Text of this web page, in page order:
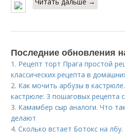
Последние обновления
1. Рецепт торт Прага простой
классических рецепта в
2. Как мочить арбузы в
кастрюле: 3 пошаговых рецепта
3. Камамбер сыр аналоги. Что
делают
4.Сколько встает Ботокс на